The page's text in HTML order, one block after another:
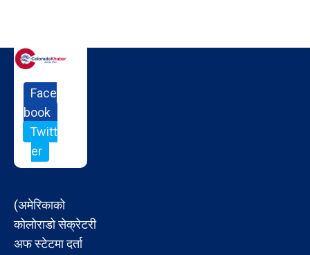
Face
book
Twitt
er
(अमेरिकाको
कोलोराडो सेक्रेटरी
अफ स्टेटमा दर्ता